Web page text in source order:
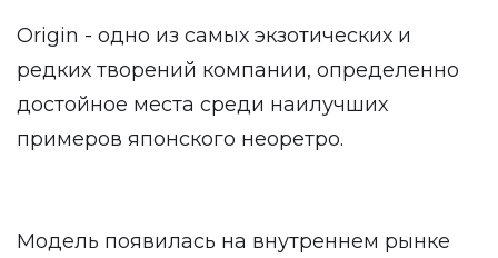
Origin - одно из самых экзотических и
редких творений компании, определенно
достойное места среди наилучших
примеров японского неоретро.
Модель появилась на внутреннем рынке